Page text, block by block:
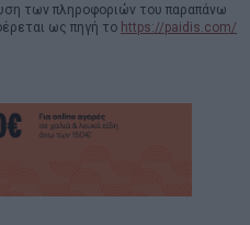
των πληροφοριών του παραπάνω
ως πηγή το https://paidis.com/